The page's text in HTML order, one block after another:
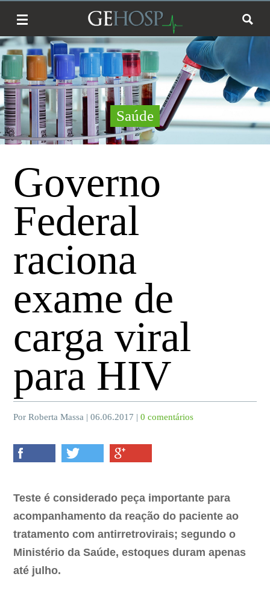
Saúde
Governo
Federal
raciona
exame de
carga viral
para HIV
Por Roberta Massa | 06.06.2017 |0 comentários
Teste é considerado peça importante para
acompanhamento da reação do paciente ao
tratamento com antirretrovirais; segundo o
Ministério da Saúde, estoques duram apenas
até julho.